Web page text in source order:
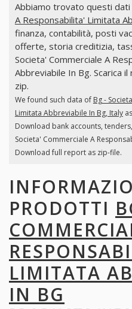
Abbiamo trovato questi dati
A Responsabilita' Limitata
finanza, contabilità, posti
offerte, storia creditizia,
Societa' Commerciale A
Abbreviabile In Bg. Scarica
zip.
We found such data of Bg -
Limitata Abbreviabile In Bg, Italy
Download bank accounts,
Societa' Commerciale A
Download full report as zip-file.
PRODOTTI
LIMITATA
IN BG